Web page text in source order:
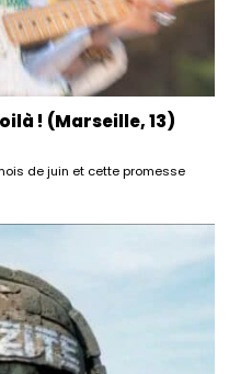
! (Marseille, 13)
de juin et cette promesse